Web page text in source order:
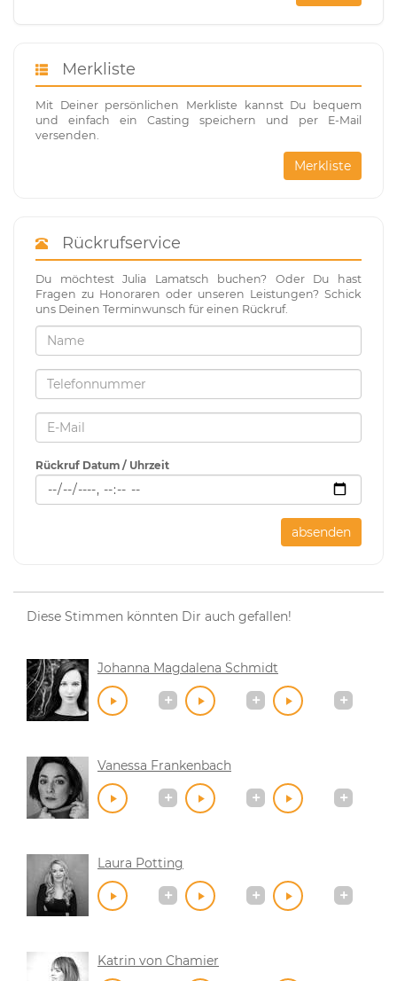
Merkliste
Mit Deiner persönlichen Merkliste kannst Du bequem
und einfach ein Casting speichern und per E-Mail
versenden.
Merkliste
Rückrufservice
Du möchtest Julia Lamatsch buchen? Oder Du hast
Fragen zu Honoraren oder unseren Leistungen? Schick
uns Deinen Terminwunsch für einen Rückruf.
Rückruf Datum / Uhrzeit
absenden
Diese Stimmen könnten Dir auch gefallen!
Johanna Magdalena Schmidt
Vanessa Frankenbach
Laura Potting
Katrin von Chamier